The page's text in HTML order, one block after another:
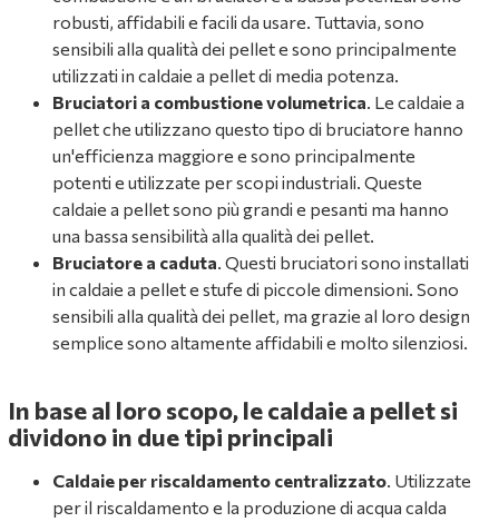
robusti, affidabili e facili da usare. Tuttavia, sono
sensibili alla qualità dei pellet e sono principalmente
utilizzati in caldaie a pellet di media potenza.
Bruciatori a combustione volumetrica. Le caldaie a
pellet che utilizzano questo tipo di bruciatore hanno
un'efficienza maggiore e sono principalmente
potenti e utilizzate per scopi industriali. Queste
caldaie a pellet sono più grandi e pesanti ma hanno
una bassa sensibilità alla qualità dei pellet.
Bruciatore a caduta. Questi bruciatori sono installati
in caldaie a pellet e stufe di piccole dimensioni. Sono
sensibili alla qualità dei pellet, ma grazie al loro design
semplice sono altamente affidabili e molto silenziosi.
In base al loro scopo, le caldaie a pellet si
dividono in due tipi principali
Caldaie per riscaldamento centralizzato. Utilizzate
per il riscaldamento e la produzione di acqua calda